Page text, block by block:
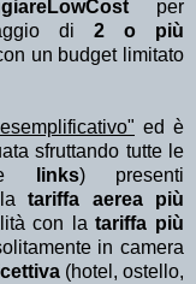
per
di 2 o più
un budget limitato
ed è
sfruttando tutte le
links) presenti
tariffa aerea più
con latariffa più
in camera
(hotel, ostello,